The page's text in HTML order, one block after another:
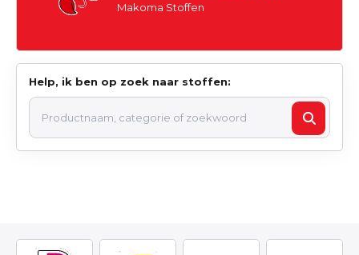
Makoma Stoffen
Help, ik ben op zoek naar stoffen: